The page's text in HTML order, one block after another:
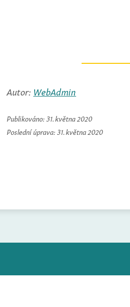
Autor: WebAdmin
Publikováno: 31. května 2020
Poslední úprava: 31. května 2020